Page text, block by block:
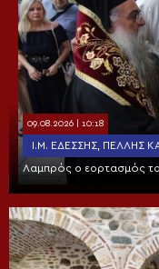
09.08.2026 | 10:18
Ι.Μ. ΕΔΈΣΣΗΣ, ΠΈΛΛΗΣ
Λαμπρός ο εορτασμός